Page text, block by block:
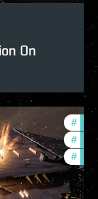
On
#
#
#